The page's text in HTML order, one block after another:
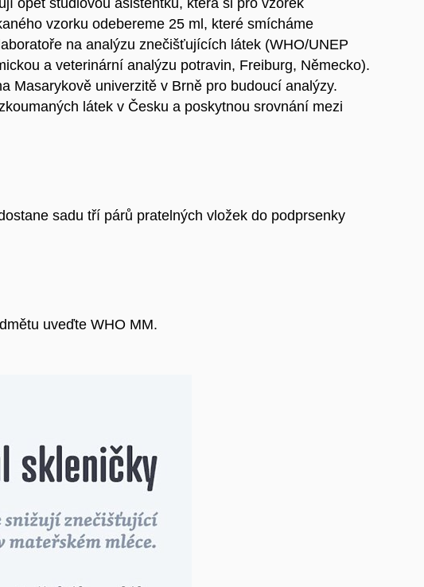
vzorku odebereme 25 ml, které smícháme
na analýzu znečišťujících látek (WHO/UNEP
a veterinární analýzu potravin, Freiburg, Německo).
Masarykově univerzitě v Brně pro budoucí analýzy.
látek v Česku a poskytnou srovnání mezi
sadu tří párů pratelných vložek do podprsenky
uveďte WHO MM.